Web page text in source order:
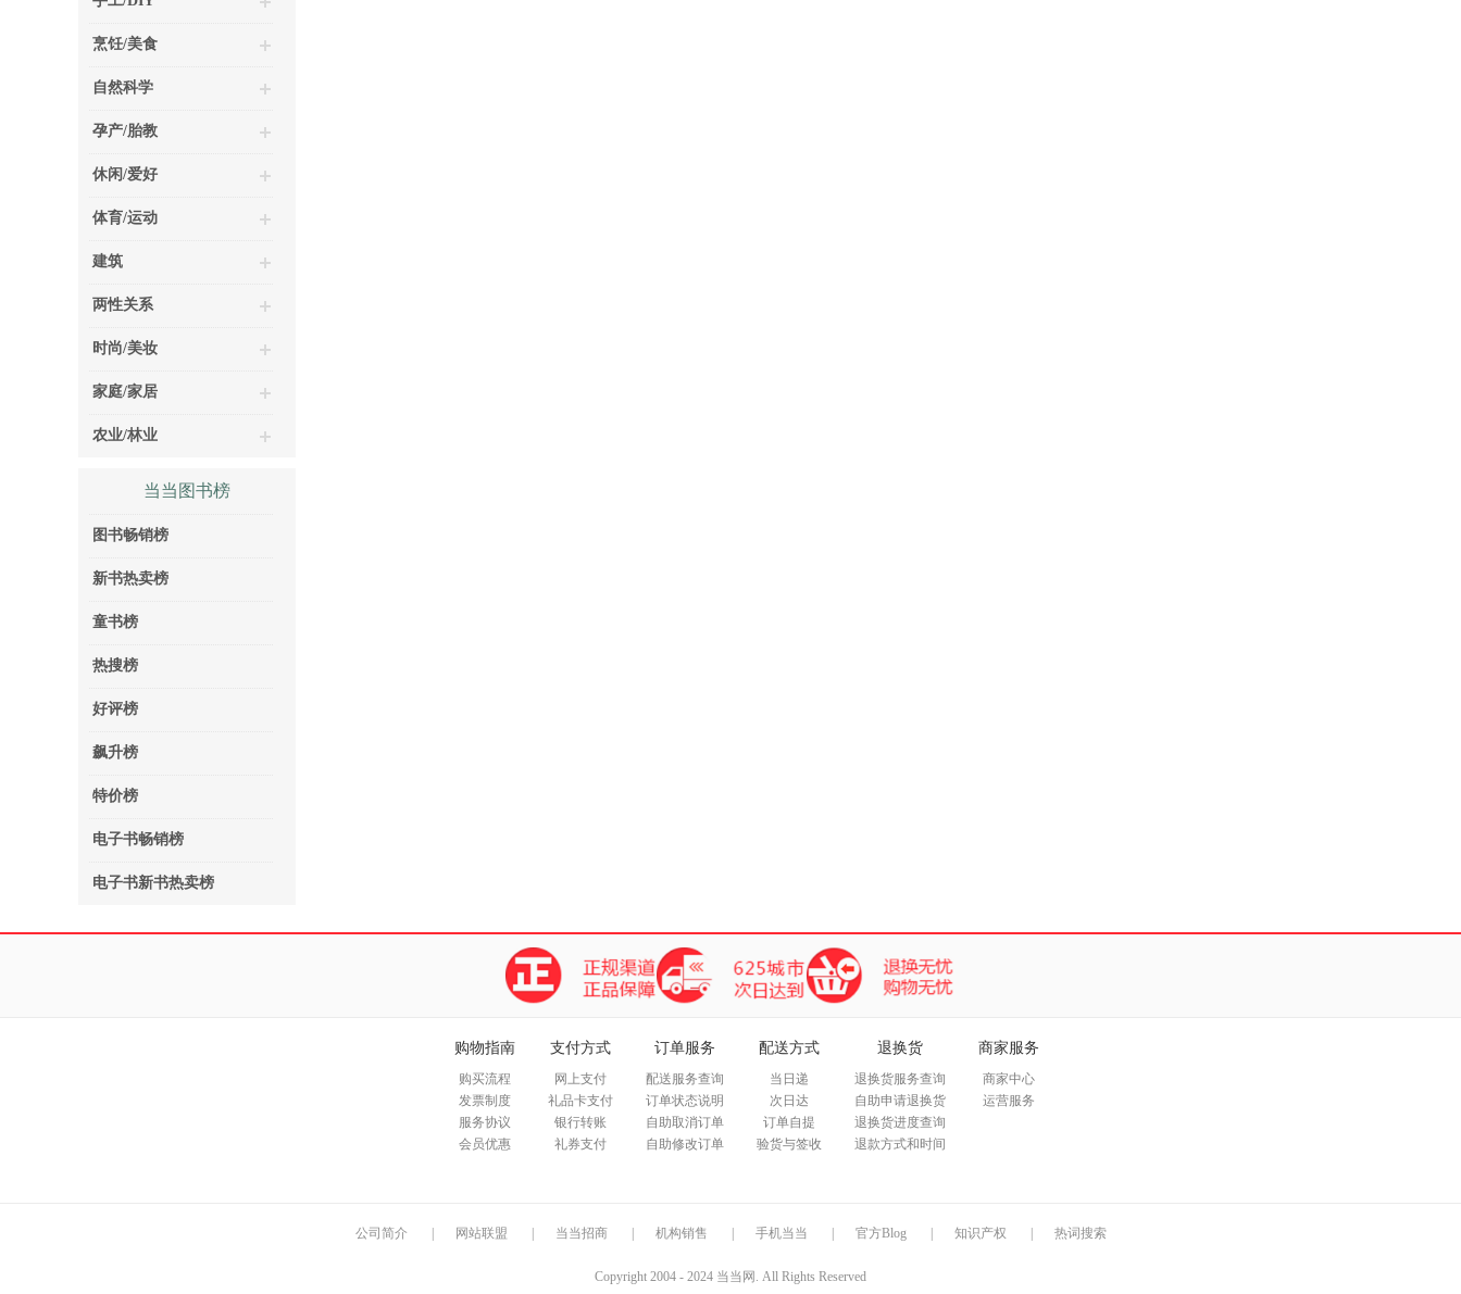
烹饪/美食
自然科学
孕产/胎教
休闲/爱好
体育/运动
建筑
两性关系
时尚/美妆
家庭/家居
农业/林业
当当图书榜
图书畅销榜
新书热卖榜
童书榜
热搜榜
好评榜
飙升榜
特价榜
电子书畅销榜
电子书新书热卖榜
购物指南
购买流程
发票制度
服务协议
会员优惠
支付方式
网上支付
礼品卡支付
银行转账
礼券支付
订单服务
配送服务查询
订单状态说明
自助取消订单
自助修改订单
配送方式
当日递
次日达
订单自提
验货与签收
退换货
退换货服务查询
自助申请退换货
退换货进度查询
退款方式和时间
商家服务
商家中心
运营服务
公司简介 网站联盟 当当招商 机构销售 手机当当 官方Blog 知识产权 热词搜索
Copyright 2004 - 2024 当当网. All Rights Reserved